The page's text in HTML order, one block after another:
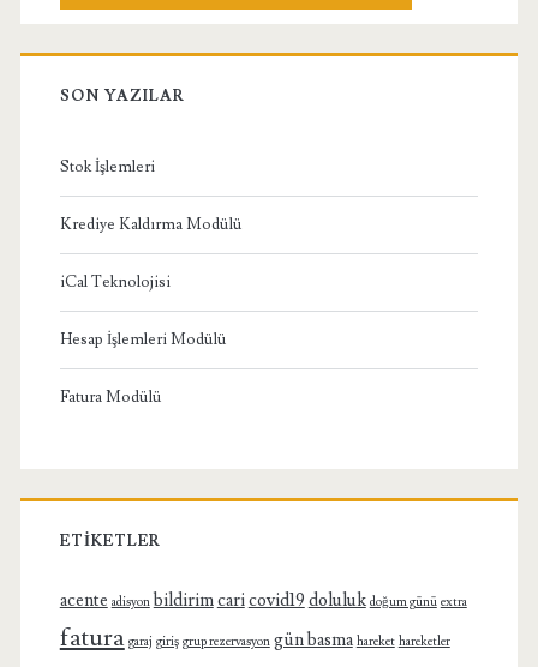
SON YAZILAR
Stok İşlemleri
Krediye Kaldırma Modülü
iCal Teknolojisi
Hesap İşlemleri Modülü
Fatura Modülü
ETIKETLER
acente adisyon bildirimcaricovid19 doluluk doğum günü extra
fatura garaj giriş grup rezervasyon gün basma hareket hareketler